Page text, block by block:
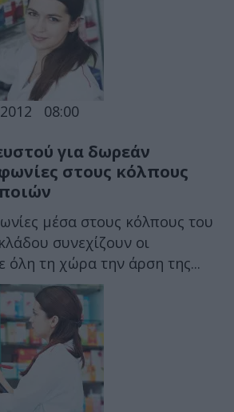
08:00
για δωρεάν
στους κόλπους
μέσα στους κόλπους του
συνεχίζουν οι
όλη τη χώρα την άρση της...